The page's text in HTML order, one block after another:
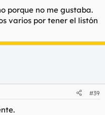
porque no me gustaba.
varios por tener el listón
#39